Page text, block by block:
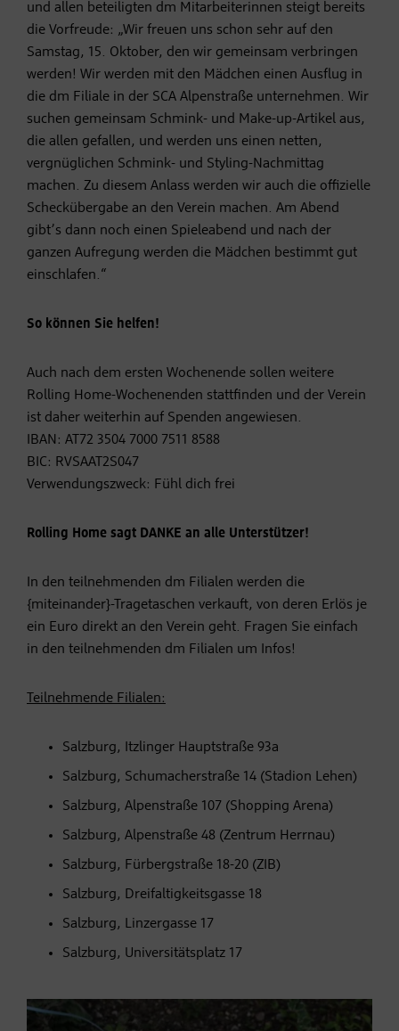
und allen beteiligten dm Mitarbeiterinnen steigt bereits
die Vorfreude: „Wir freuen uns schon sehr auf den
Samstag, 15. Oktober, den wir gemeinsam verbringen
werden! Wir werden mit den Mädchen einen Ausflug in
die dm Filiale in der SCA Alpenstraße unternehmen. Wir
suchen gemeinsam Schmink- und Make-up-Artikel aus,
die allen gefallen, und werden uns einen netten,
vergnüglichen Schmink- und Styling-Nachmittag
machen. Zu diesem Anlass werden wir auch die offizielle
Scheckübergabe an den Verein machen. Am Abend
gibt’s dann noch einen Spieleabend und nach der
ganzen Aufregung werden die Mädchen bestimmt gut
einschlafen.“
So können Sie helfen!
Auch nach dem ersten Wochenende sollen weitere
Rolling Home-Wochenenden stattfinden und der Verein
ist daher weiterhin auf Spenden angewiesen.
IBAN: AT72 3504 7000 7511 8588
BIC: RVSAAT2S047
Verwendungszweck: Fühl dich frei
Rolling Home sagt DANKE an alle Unterstützer!
In den teilnehmenden dm Filialen werden die
{miteinander}-Tragetaschen verkauft, von deren Erlös je
ein Euro direkt an den Verein geht. Fragen Sie einfach
in den teilnehmenden dm Filialen um Infos!
Teilnehmende Filialen:
Salzburg, Itzlinger Hauptstraße 93a
Salzburg, Schumacherstraße 14 (Stadion Lehen)
Salzburg, Alpenstraße 107 (Shopping Arena)
Salzburg, Alpenstraße 48 (Zentrum Herrnau)
Salzburg, Fürbergstraße 18-20 (ZIB)
Salzburg, Dreifaltigkeitsgasse 18
Salzburg, Linzergasse 17
Salzburg, Universitätsplatz 17